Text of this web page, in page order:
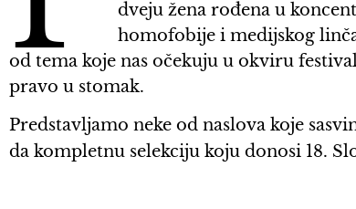
dveju žena rođena u
homofobije i medijskog
od tema koje nas očekuju u okviru
pravo u stomak.
Predstavljamo neke od naslova koje
da kompletnu selekciju koju donosi 18.